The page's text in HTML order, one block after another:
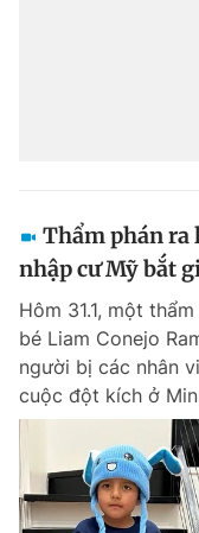
Thông tin tòa
Đọc Thanh Niên
Thẩm phán ra
nhập cư Mỹ bắt
Hôm 31.1, một
bé Liam Conejo
người bị các nhân
cuộc đột kích ở